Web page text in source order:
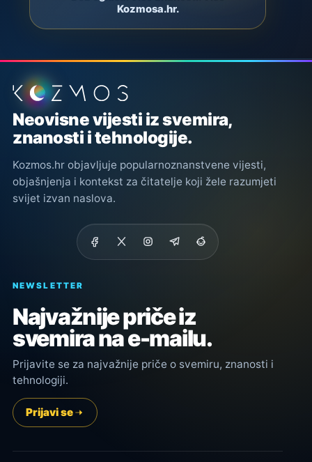
Kozmosa.hr.
Podnožje stranice
Neovisne vijesti iz svemira,
znanosti i tehnologije.
Kozmos.hr objavljuje popularnoznanstvene vijesti,
objašnjenja i kontekst za čitatelje koji žele razumjeti
svijet izvan naslova.
NEWSLETTER
Najvažnije priče iz
svemira na e-mailu.
Prijavite se za najvažnije priče o svemiru, znanosti i
tehnologiji.
Prijavi se